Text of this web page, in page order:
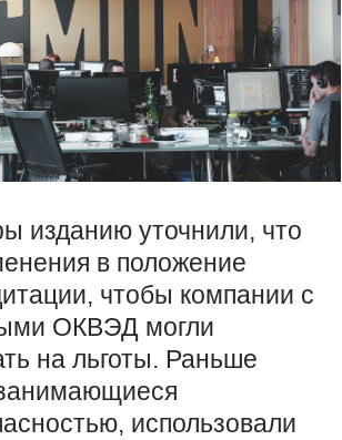
изданию уточнили, что
в положение
чтобы компании с
ОКВЭД могли
на льготы. Раньше
использовали